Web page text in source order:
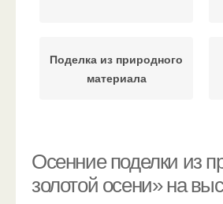
Поделка из природного
материала
Осенние поделки из
золотой осени» на